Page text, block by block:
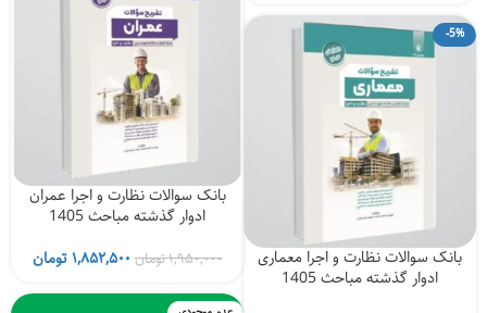
۲,۲۸۰,۰۰۰ تومان
بود.
۲,۱۶۶,۰۰۰ تومان
بانک سوالات نظارت و اجرا عمران
ادوار گذشته مباحث 1405
۱,۹۵۰,۰۰۰تومانقیمت
۱,۹۵۰,۰۰۰ تومان
۱,۸۵۲,۵۰۰تومان
-5%
بانک سوالات نظارت و اجرا معماری
ادوار گذشته مباحث 1405